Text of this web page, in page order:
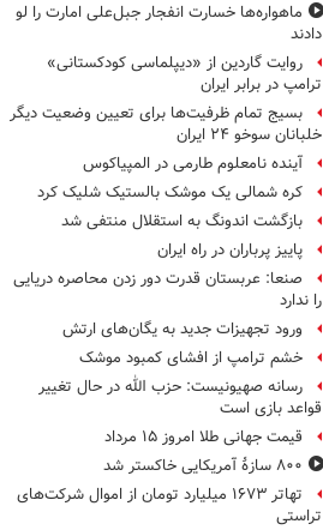
ماهواره‌ها خسارت انفجار جبل‌علی امارت را لو
دادند
روایت گاردین از «دیپلماسی کودکستانی»
ترامپ در برابر ایران
بسیج تمام ظرفیت‌ها برای تعیین وضعیت دیگر
خلبانان سوخو ۲۴ ایران
آینده نامعلوم طارمی در المپیاکوس
کره شمالی یک موشک بالستیک شلیک کرد
بازگشت اندونگ به استقلال منتفی شد
پاییز پرباران در راه ایران
صنعا: عربستان قدرت دور زدن محاصره دریایی
را ندارد
ورود تجهیزات جدید به یگان‌های ارتش
خشم ترامپ از افشای کمبود موشک
رسانه صهیونیست: حزب الله در حال تغییر
قواعد بازی است
قیمت جهانی طلا امروز ۱۵ مرداد
۸۰۰ سازۀ آمریکایی خاکستر شد
تهاتر ۱۶۷۳ میلیارد تومان از اموال شرکت‌های
تراستی